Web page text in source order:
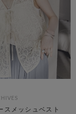
スメッシュベスト